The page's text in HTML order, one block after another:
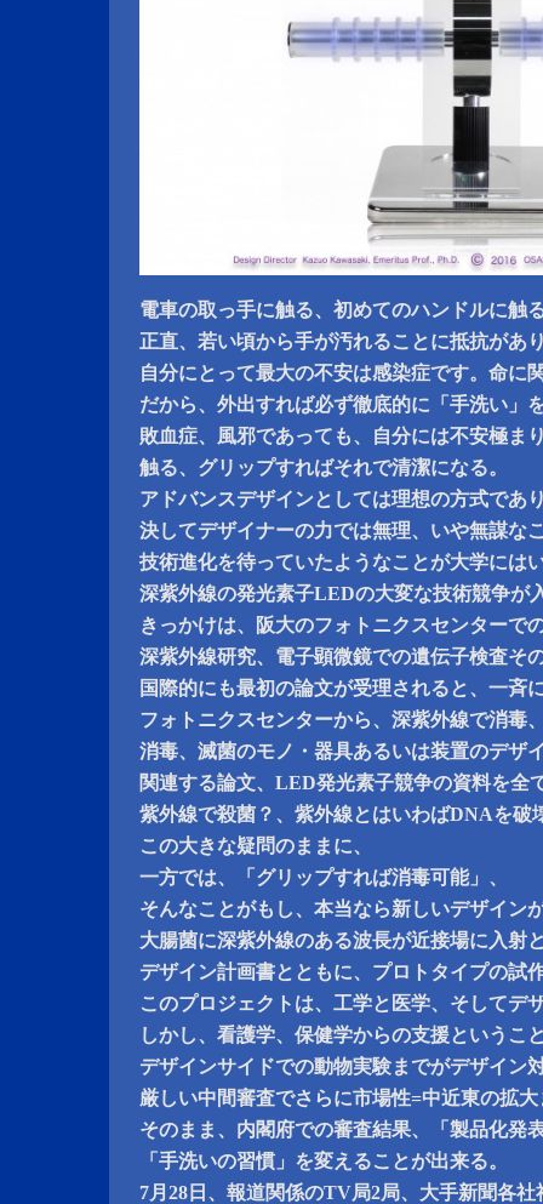
電車の取っ手に触る、初めてのハンドルに触
正直、若い頃から手が汚れることに抵抗があ
自分にとって最大の不安は感染症です。命に
だから、外出すれば必ず徹底的に「手洗い」
敗血症、風邪であっても、自分には不安極ま
触る、グリップすればそれで清潔になる。
アドバンスデザインとしては理想の方式であ
決してデザイナーの力では無理、いや無謀な
技術進化を待っていたようなことが大学には
深紫外線の発光素子LEDの大変な技術競争が
きっかけは、阪大のフォトニクスセンターで
深紫外線研究、電子顕微鏡での遺伝子検査そ
国際的にも最初の論文が受理されると、一斉
フォトニクスセンターから、深紫外線で消毒
消毒、滅菌のモノ・器具あるいは装置のデザ
関連する論文、LED発光素子競争の資料を全
紫外線で殺菌？、紫外線とはいわばDNAを破
この大きな疑問のままに、
一方では、「グリップすれば消毒可能」、
そんなことがもし、本当なら新しいデザイン
大腸菌に深紫外線のある波長が近接場に入射
デザイン計画書とともに、プロトタイプの試
このプロジェクトは、工学と医学、そしてデ
しかし、看護学、保健学からの支援というこ
デザインサイドでの動物実験までがデザイン
厳しい中間審査でさらに市場性=中近東の拡
そのまま、内閣府での審査結果、「製品化発
「手洗いの習慣」を変えることが出来る。
7月28日、報道関係のTV局2局、大手新聞各社